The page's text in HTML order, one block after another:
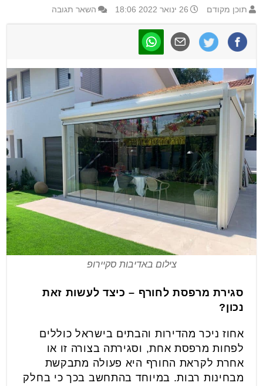
תוכן מקודם 26 ינואר 2022 18:06 השאר תגובה
צילום באדיבות סקיירופ
סגירת מרפסת לחורף – כיצד לעשות זאת
נכון?
אחוז ניכר מהדירות והבתים בישראל כוללים
לפחות מרפסת אחת, וסגירתה בצורה זו או
אחרת לקראת החורף היא פעולה מתבקשת
מבחינות רבות. במיוחד בהתחשב בכך כי בחלק